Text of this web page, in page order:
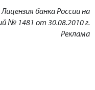
банка России на
№ 1481 от 30.08.2010 г.
Реклама